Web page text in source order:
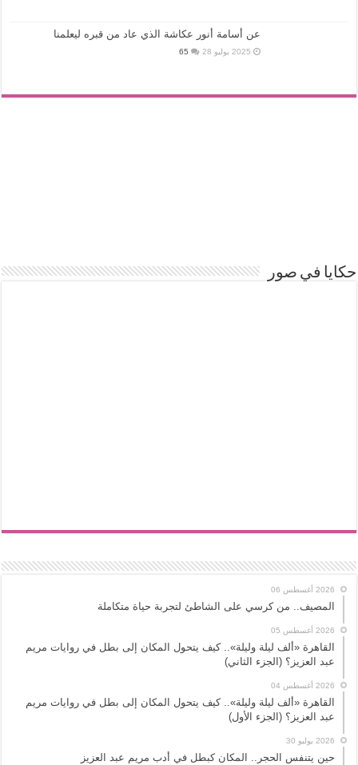
عن أسامة أنور عكاشة الذي عاد من قبره ليعلمنا
2025 يوليو 28 65
حكايا في صور
2026 أغسطس 06
المصيف.. من كرسي على الشاطئ لتجربة حياة متكاملة
2026 أغسطس 05
القاهرة «ألف ليلة وليلة».. كيف يتحول المكان إلى بطل في روايات مريم
عبد العزيز؟ (الجزء الثاني)
2026 أغسطس 04
القاهرة «ألف ليلة وليلة».. كيف يتحول المكان إلى بطل في روايات مريم
عبد العزيز؟ (الجزء الأول)
2026 يوليو 30
حين يتنفس الحجر.. المكان كبطل في أدب مريم عبد العزيز